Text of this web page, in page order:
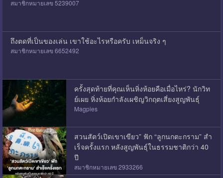
สมาชิกหมายเลข 5239007
ถึงตดที่เป็นของเล่น เขาใช้อะไรหรือครับ เหม็นจริง ๆ
สมาชิกหมายเลข 6652492
ครั้งสุดท้ายที่คุณเห็นหิ่งห้อยคือเมื่อไหร่? นักวิท
ย์เผย หิ่งห้อยกำลังเผชิญวิกฤตเสี่ยงสูญพันธุ์
Magpies
สวนสัตว์เปิดเขาเขียว” ฟัก “ลูกนกตะกราม” สำ
เร็จครั้งแรก หลังสูญพันธุ์ในธรรมชาติกว่า 40
ปี
สมาชิกหมายเลข 2933266